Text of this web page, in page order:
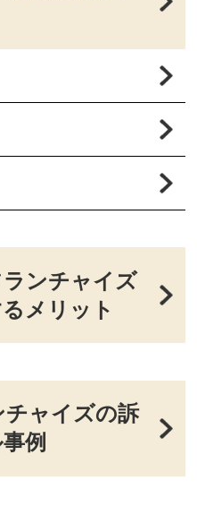
ンチャイズ
メリット
ャイズの訴
例